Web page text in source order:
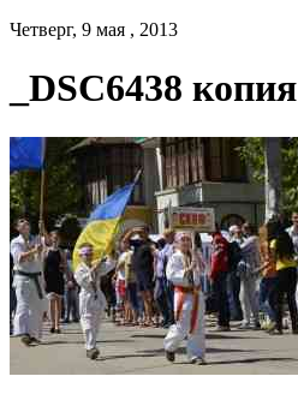
Четверг, 9 мая , 2013
_DSC6438 копия